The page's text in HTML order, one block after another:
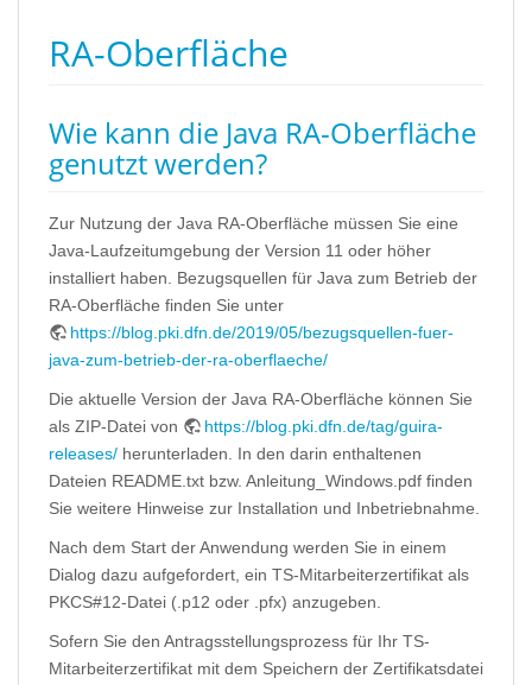
RA-Oberfläche
Wie kann die Java RA-Oberfläche
genutzt werden?
Zur Nutzung der Java RA-Oberfläche müssen Sie eine
Java-Laufzeitumgebung der Version 11 oder höher
installiert haben. Bezugsquellen für Java zum Betrieb der
RA-Oberfläche finden Sie unter
https://blog.pki.dfn.de/2019/05/bezugsquellen-fuer-
java-zum-betrieb-der-ra-oberflaeche/
Die aktuelle Version der Java RA-Oberfläche können Sie
als ZIP-Datei von
https://blog.pki.dfn.de/tag/guira-
releases/ herunterladen. In den darin enthaltenen
Dateien README.txt bzw. Anleitung_Windows.pdf finden
Sie weitere Hinweise zur Installation und Inbetriebnahme.
Nach dem Start der Anwendung werden Sie in einem
Dialog dazu aufgefordert, ein TS-Mitarbeiterzertifikat als
PKCS#12-Datei (.p12 oder .pfx) anzugeben.
Sofern Sie den Antragsstellungsprozess für Ihr TS-
Mitarbeiterzertifikat mit dem Speichern der Zertifikatsdatei